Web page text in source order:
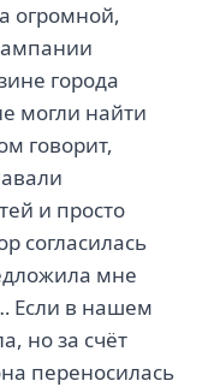
огромной,
города
могли найти
говорит,
и просто
согласилась
мне
Если в нашем
но за счёт
переносилась